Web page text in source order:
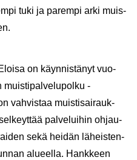
tuki ja pa­rem­pi arki muis­
on käyn­nis­tä­nyt vuo­
muis­ti­pal­ve­lu­pol­ku -​
vah­vis­taa muis­ti­sai­rauk­
pal­ve­lui­hin oh­jau­
sekä hei­dän lä­heis­ten­
alu­eel­la. Hank­keen